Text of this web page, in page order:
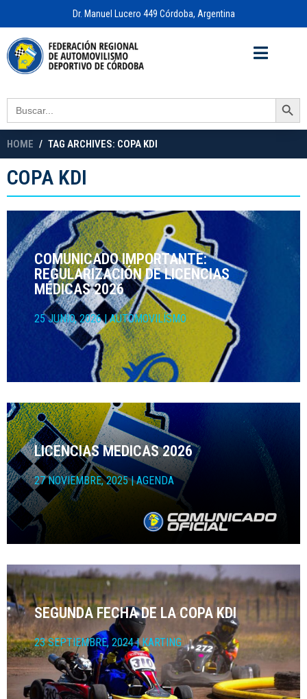
Dr. Manuel Lucero 449 Córdoba, Argentina
Search
for:
Search Button
HOME TAG ARCHIVES: COPA KDI
COPA KDI
COMUNICADO IMPORTANTE:
REGULARIZACIÓN DE LICENCIAS
MÉDICAS 2026
25 JUNIO, 2026 | AUTOMOVILÍSMO
LICENCIAS MEDICAS 2026
27 NOVIEMBRE, 2025 | AGENDA
SEGUNDA FECHA DE LA COPA KDI
23 SEPTIEMBRE, 2024 | KARTING